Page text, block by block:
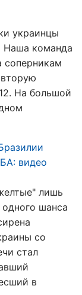
украинцы
Наша команда
соперникам
На большой
видео
лишь
шанса
со
стал
в